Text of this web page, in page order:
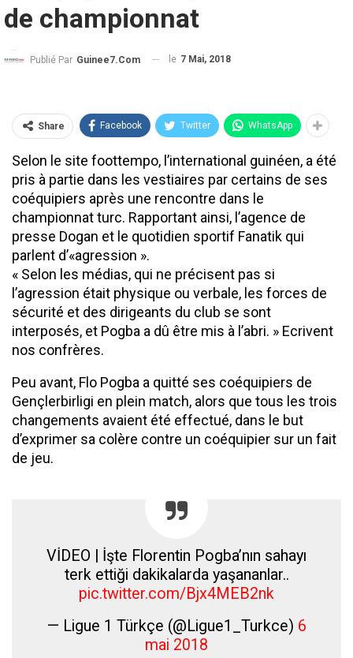
de championnat
Publié Par Guinee7.com le 7 Mai, 2018
Share Facebook Twitter WhatsApp
Selon le site foottempo, l’international guinéen, a été
pris à partie dans les vestiaires par certains de ses
coéquipiers après une rencontre dans le
championnat turc. Rapportant ainsi, l’agence de
presse Dogan et le quotidien sportif Fanatik qui
parlent d’«agression ».
« Selon les médias, qui ne précisent pas si
l’agression était physique ou verbale, les forces de
sécurité et des dirigeants du club se sont
interposés, et Pogba a dû être mis à l’abri. » Ecrivent
nos confrères.
Peu avant, Flo Pogba a quitté ses coéquipiers de
Gençlerbirligi en plein match, alors que tous les trois
changements avaient été effectué, dans le but
d’exprimer sa colère contre un coéquipier sur un fait
de jeu.
VİDEO | İşte Florentin Pogba’nın sahayı
terk ettiği dakikalarda yaşananlar..
pic.twitter.com/Bjx4MEB2nk
— Ligue 1 Türkçe (@Ligue1_Turkce) 6
mai 2018